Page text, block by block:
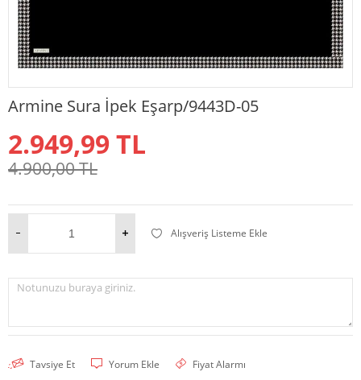
Armine Sura İpek Eşarp/9443D-05
2.949,99TL
4.900,00TL
Alışveriş Listeme Ekle
Notunuzu buraya giriniz.
Tavsiye Et Yorum Ekle
Fiyat Alarmı